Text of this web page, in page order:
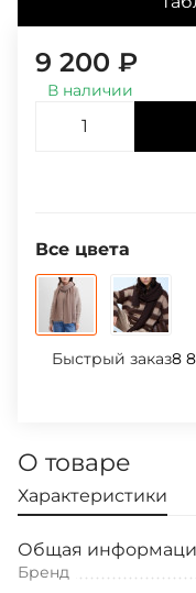
9 200 ₽
В наличии
Все цвета
Быстрый заказ8
О товаре
Характеристики
Общая
Бренд